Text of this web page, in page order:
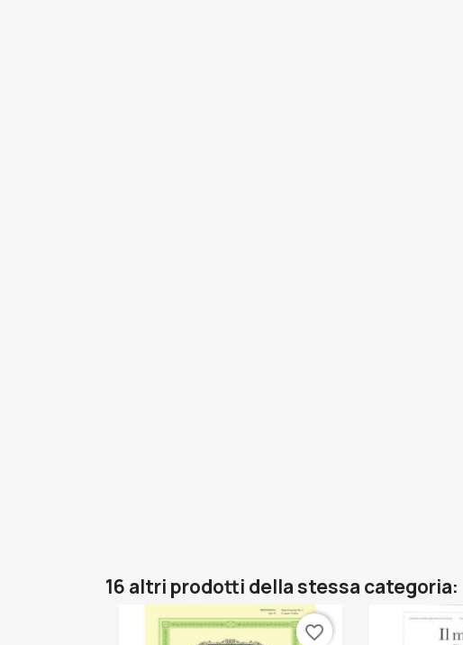
16 altri prodotti della stessa categoria:
favorite_border